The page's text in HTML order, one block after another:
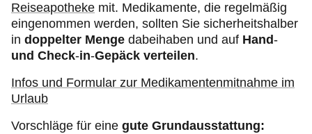
Reiseapotheke mit. Medikamente, die regelmäßig
eingenommen werden, sollten Sie sicherheitshalber
in doppelter Menge dabeihaben und auf Hand-
und Check-in-Gepäck verteilen.
Infos und Formular zur Medikamentenmitnahme im
Urlaub
Vorschläge für eine gute Grundausstattung: